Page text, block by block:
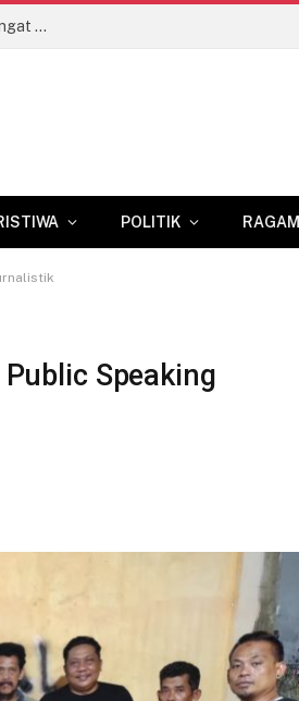
Meriahkan HUT ke-81 RI, Kodim 1409/Gowa Kobarkan Semangat Kebersamaan
POLITIK RAGAM
Speaking